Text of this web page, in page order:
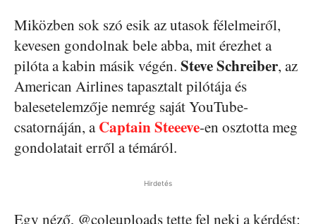
Miközben sok szó esik az utasok félelmeiről,
kevesen gondolnak bele abba, mit érezhet a
pilóta a kabin másik végén. Steve Schreiber, az
American Airlines tapasztalt pilótája és
balesetelemzője nemrég saját YouTube-
csatornáján, aCaptain Steeeve-en osztotta meg
gondolatait erről a témáról.
Hirdetés
Egy néző, @coleuploads tette fel neki a kérdést: